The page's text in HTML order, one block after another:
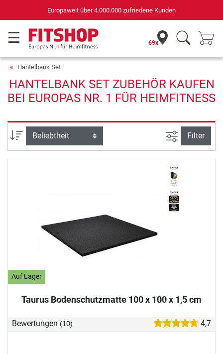
Europaweit über 4.000.000 zufriedene Kunden
69x
Hantelbank Set
HANTELBANK SET ZUBEHÖR KAUFEN
BEI EUROPAS NR. 1 FÜR HEIMFITNESS
Sortierung Ansicht
Filter
Auf Lager
Taurus Bodenschutzmatte 100 x 100 x 1,5 cm
Bewertungen (10) 4,7